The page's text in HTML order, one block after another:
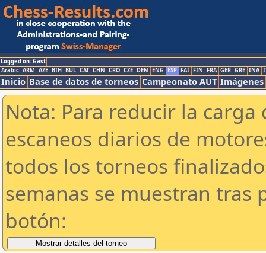
Logged on: Gast
Arabic ARM AZE BIH BUL CAT CHN CRO CZE DEN ENG ESP FAI FIN FRA GER GRE INA
Inicio Base de datos de torneos Campeonato AUT Imágenes
Nota: Para reducir la
escaneos diarios de
todos los torneos
semanas se muestran tras
botón: